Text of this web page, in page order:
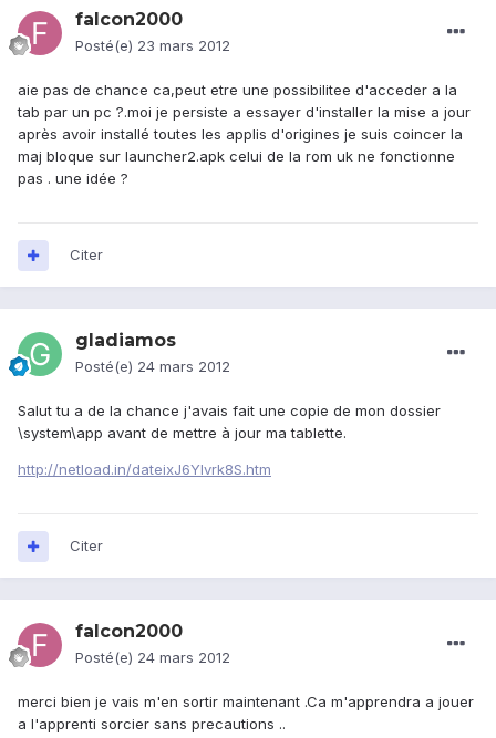
falcon2000
Posté(e) 23 mars 2012
aie pas de chance ca,peut etre une possibilitee d'acceder a la
tab par un pc ?.moi je persiste a essayer d'installer la mise a jour
après avoir installé toutes les applis d'origines je suis coincer la
maj bloque sur launcher2.apk celui de la rom uk ne fonctionne
pas . une idée ?
Citer
gladiamos
Posté(e) 24 mars 2012
Salut tu a de la chance j'avais fait une copie de mon dossier
\system\app avant de mettre à jour ma tablette.
http://netload.in/dateixJ6YIvrk8S.htm
Citer
falcon2000
Posté(e) 24 mars 2012
merci bien je vais m'en sortir maintenant .Ca m'apprendra a jouer
a l'apprenti sorcier sans precautions ..